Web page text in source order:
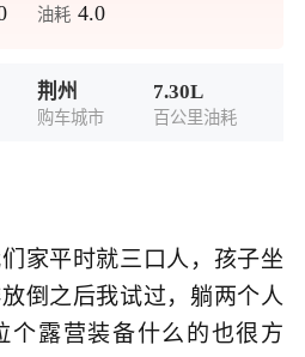
油耗 4.0
荆州
购车城市
7.30L
百公里油耗
家平时就三口人，孩子坐
倒之后我试过，躺两个人
个露营装备什么的也很方